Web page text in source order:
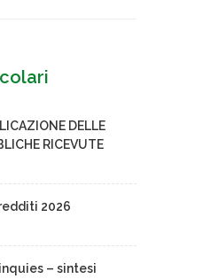
DELLE
RICEVUTE
2026
– sintesi